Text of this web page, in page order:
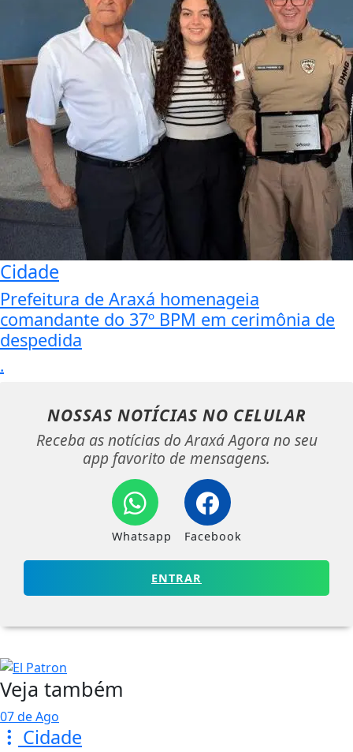
Cidade
Prefeitura de Araxá homenageia
comandante do 37º BPM em cerimônia de
despedida
.
NOSSAS NOTÍCIAS NO CELULAR
Receba as notícias do Araxá Agora no seu
app favorito de mensagens.
Whatsapp Facebook
ENTRAR
Veja também
07 de Ago
Cidade